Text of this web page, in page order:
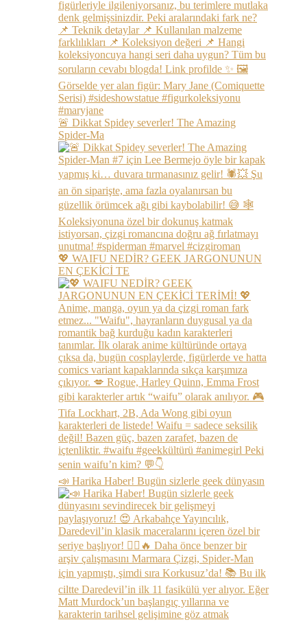
🚨 Dikkat Spidey severler! The Amazing
Spider-Ma
💖 WAIFU NEDİR? GEEK JARGONUNUN
EN ÇEKİCİ TE
📣 Harika Haber! Bugün sizlerle geek dünyasın